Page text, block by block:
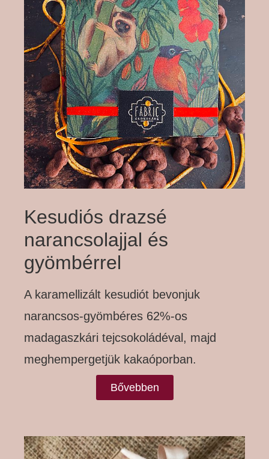
Kesudiós drazsé
narancsolajjal és
gyömbérrel
A karamellizált kesudiót bevonjuk
narancsos-gyömbéres 62%-os
madagaszkári tejcsokoládéval, majd
meghempergetjük kakaóporban.
Bővebben